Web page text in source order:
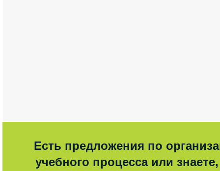
Есть предложения по
учебного процесса или знаете,